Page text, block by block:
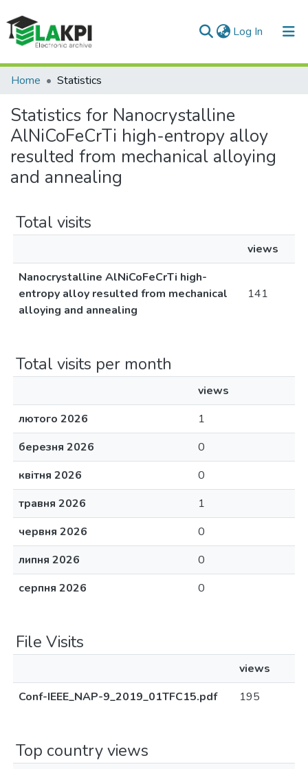
Log In (current)
Communities & Collections
All of DSpace
Home Statistics
Statistics for Nanocrystalline
AlNiCoFeCrTi high-entropy alloy
resulted from mechanical alloying
and annealing
Total visits
views
Nanocrystalline AlNiCoFeCrTi high-
entropy alloy resulted from mechanical
alloying and annealing
141
Total visits per month
views
лютого 2026
1
березня 2026
0
квітня 2026
0
травня 2026
1
червня 2026
0
липня 2026
0
серпня 2026
0
File Visits
views
Conf-ІЕЕЕ_NAP-9_2019_01TFC15.pdf
195
Top country views